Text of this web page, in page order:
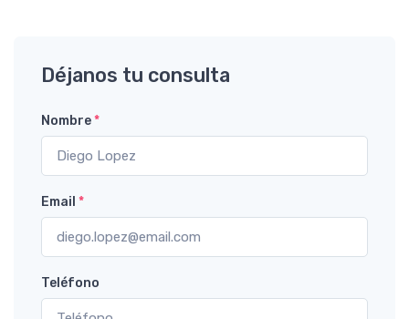
Déjanos tu consulta
Nombre*
Email *
Teléfono